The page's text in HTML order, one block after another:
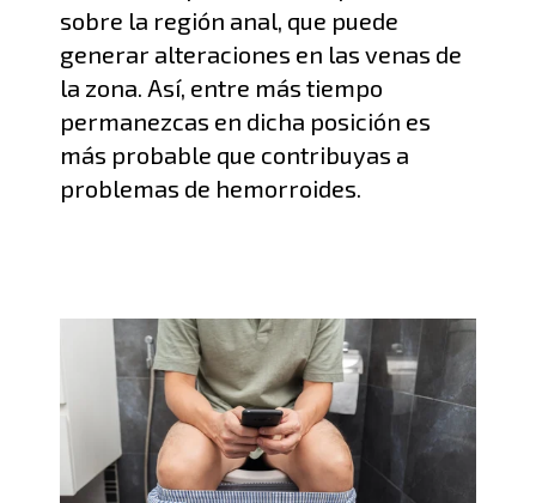
sobre la región anal, que puede
generar alteraciones en las venas de
la zona. Así, entre más tiempo
permanezcas en dicha posición es
más probable que contribuyas a
problemas de hemorroides.